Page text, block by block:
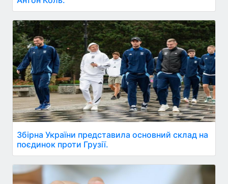
Збірна України представила основний склад на
поєдинок проти Грузії.